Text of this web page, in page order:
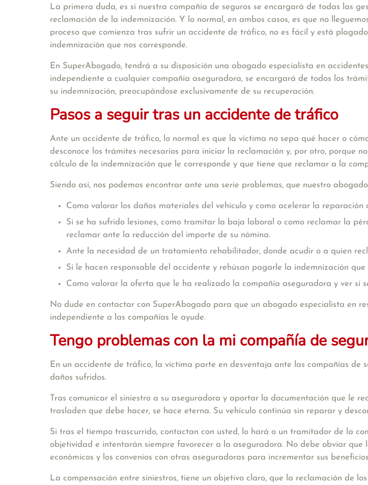
La primera duda, es si nuestra compañía de seguros se encargará de todas las
reclamación de la indemnización. Y lo normal, en ambos casos, es que no
proceso que comienza tras sufrir un accidente de tráfico, no es fácil y está
indemnización que nos corresponde.
En SuperAbogado, tendrá a su disposición una abogado especialista en
independiente a cualquier compañía aseguradora, se encargará de todos los
su indemnización, preocupándose exclusivamente de su recuperación.
Pasos a seguir tras un accidente de tráfico
Ante un accidente de tráfico, lo normal es que la víctima no sepa qué hacer o
desconoce los trámites necesarios para iniciar la reclamación y, por otro, porque
cálculo de la indemnización que le corresponde y que tiene que reclamar a la
Siendo así, nos podemos encontrar ante una serie problemas, que nuestro
Como valorar los daños materiales del vehículo y como acelerar la reparación
Si se ha sufrido lesiones, como tramitar la baja laboral o como reclamar la
reclamar ante la reducción del importe de su nómina.
Ante la necesidad de un tratamiento rehabilitador, donde acudir o a quien
Si le hacen responsable del accidente y rehúsan pagarle la indemnización que
Como valorar la oferta que le ha realizado la compañía aseguradora y ver si
No dude en contactar con SuperAbogado para que un abogado especialista en
independiente a las compañías le ayude.
Tengo problemas con la mi compañía de
En un accidente de tráfico, la víctima parte en desventaja ante las compañías de
daños sufridos.
Tras comunicar el siniestro a su aseguradora y aportar la documentación que le
trasladen que debe hacer, se hace eterna. Su vehículo continúa sin reparar y
Si tras el tiempo trascurrido, contactan con usted, lo hará o un tramitador de la
objetividad e intentarán siempre favorecer a la aseguradora. No debe obviar que
económicos y los convenios con otras aseguradoras para incrementar sus
La compensación entre siniestros, tiene un objetivo claro, que la reclamación de